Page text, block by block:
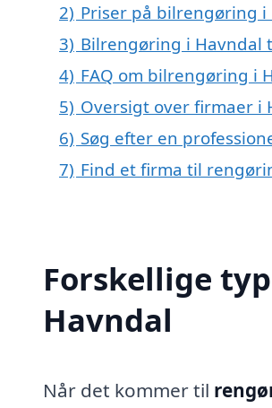
2) Priser på bilrengøring i
3) Bilrengøring i
4) FAQ om bilrengøring i
5) Oversigt over firmaer i
6) Søg efter en
7) Find et firma til
Forskellige
Havndal
Når det kommer til